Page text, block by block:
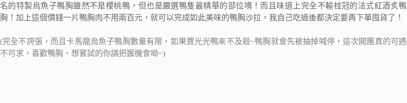
名的特製烏魚子鴨胸雖然不是櫻桃鴨，但也是嚴選鴨隻最精華的部位唷！而且味道上完全不輸桂冠的法式紅酒炙鴨
胸！加上這個價錢一片鴨胸肉不用兩百元，就可以完成如此美味的鴨胸沙拉，我自己吃過後都決定要再下單囤貨了！
(完全不誇張，而且卡馬龍烏魚子鴨胸數量有限，如果賣光光鴨來不及殺~鴨胸就會先被抽掉喊停，這次開團真的可遇
不可求，喜歡鴨胸、想嘗試的你請把握機會呦~)